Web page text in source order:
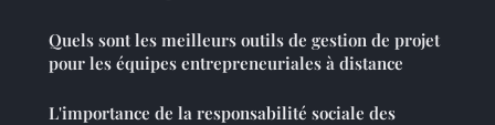
Quels sont les meilleurs outils de gestion de projet
pour les équipes entrepreneuriales à distance
L'importance de la responsabilité sociale des